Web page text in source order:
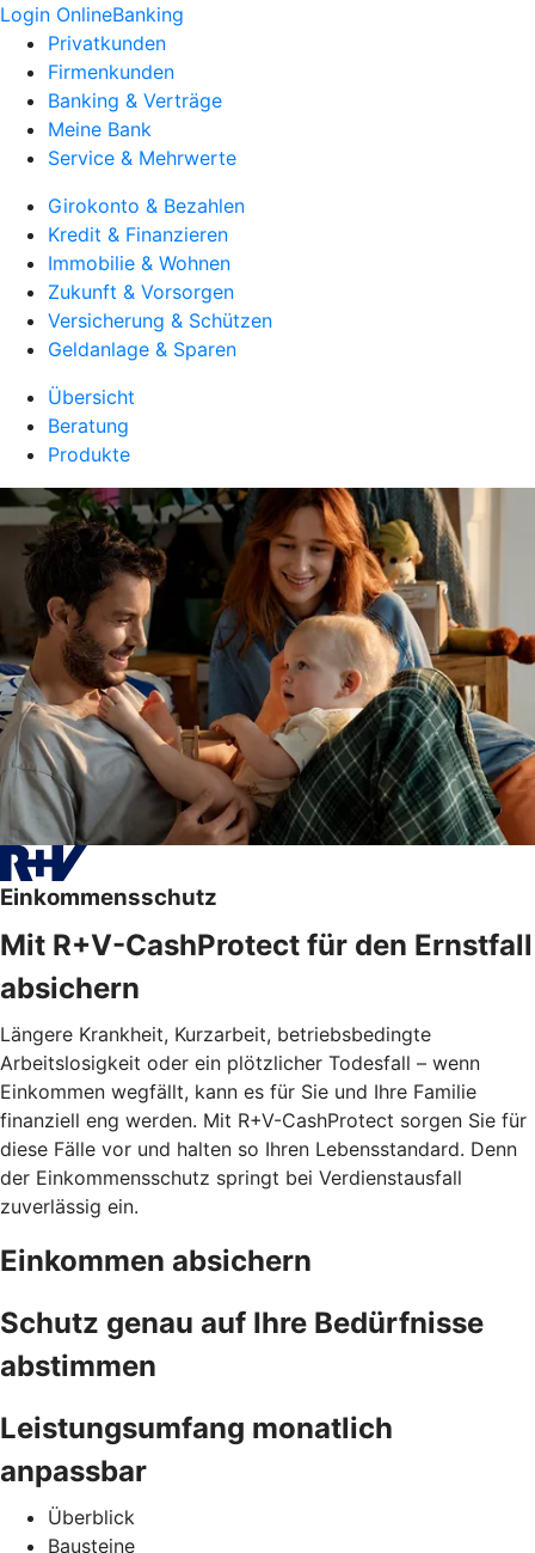
Login OnlineBanking
Privatkunden
Firmenkunden
Banking & Verträge
Meine Bank
Service & Mehrwerte
Girokonto & Bezahlen
Kredit & Finanzieren
Immobilie & Wohnen
Zukunft & Vorsorgen
Versicherung & Schützen
Geldanlage & Sparen
Übersicht
Beratung
Produkte
Einkommensschutz
Mit R+V-CashProtect für den Ernstfall
absichern
Längere Krankheit, Kurzarbeit, betriebsbedingte
Arbeitslosigkeit oder ein plötzlicher Todesfall – wenn
Einkommen wegfällt, kann es für Sie und Ihre Familie
finanziell eng werden. Mit R+V-CashProtect sorgen Sie für
diese Fälle vor und halten so Ihren Lebensstandard. Denn
der Einkommensschutz springt bei Verdienstausfall
zuverlässig ein.
Einkommen absichern
Schutz genau auf Ihre Bedürfnisse
abstimmen
Leistungsumfang monatlich
anpassbar
Überblick
Bausteine